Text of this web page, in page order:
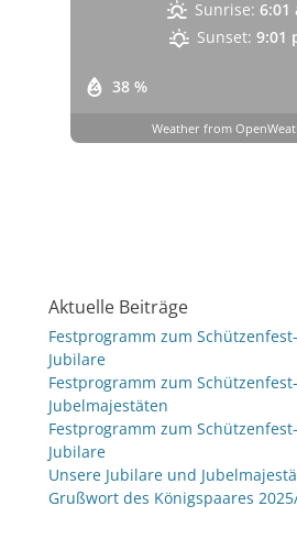
38 %
Sunrise: 6:01
Sunset: 9:01
Weather from
Aktuelle Beiträge
Festprogramm zum
Jubilare
Festprogramm zum
Jubelmajestäten
Festprogramm zum
Jubilare
Unsere Jubilare und
Grußwort des Königspaares